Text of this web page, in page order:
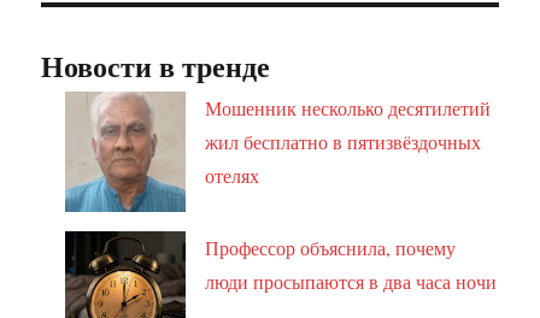
Новости в тренде
Мошенник несколько десятилетий
жил бесплатно в пятизвёздочных
отелях
Профессор объяснила, почему
люди просыпаются в два часа ночи